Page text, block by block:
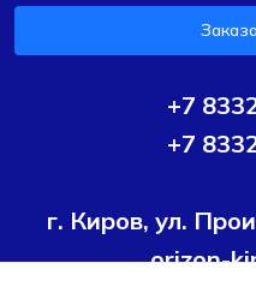
+7
+7
г. Киров, ул.
orizon-